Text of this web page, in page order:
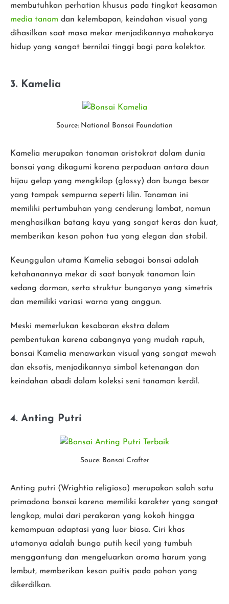
membutuhkan perhatian khusus pada tingkat keasaman
media tanam dan kelembapan, keindahan visual yang
dihasilkan saat masa mekar menjadikannya mahakarya
hidup yang sangat bernilai tinggi bagi para kolektor.
3. Kamelia
Source: National Bonsai Foundation
Kamelia merupakan tanaman aristokrat dalam dunia
bonsai yang dikagumi karena perpaduan antara daun
hijau gelap yang mengkilap (glossy) dan bunga besar
yang tampak sempurna seperti lilin. Tanaman ini
memiliki pertumbuhan yang cenderung lambat, namun
menghasilkan batang kayu yang sangat keras dan kuat,
memberikan kesan pohon tua yang elegan dan stabil.
Keunggulan utama Kamelia sebagai bonsai adalah
ketahanannya mekar di saat banyak tanaman lain
sedang dorman, serta struktur bunganya yang simetris
dan memiliki variasi warna yang anggun.
Meski memerlukan kesabaran ekstra dalam
pembentukan karena cabangnya yang mudah rapuh,
bonsai Kamelia menawarkan visual yang sangat mewah
dan eksotis, menjadikannya simbol ketenangan dan
keindahan abadi dalam koleksi seni tanaman kerdil.
4. Anting Putri
Souce: Bonsai Crafter
Anting putri (Wrightia religiosa) merupakan salah satu
primadona bonsai karena memiliki karakter yang sangat
lengkap, mulai dari perakaran yang kokoh hingga
kemampuan adaptasi yang luar biasa. Ciri khas
utamanya adalah bunga putih kecil yang tumbuh
menggantung dan mengeluarkan aroma harum yang
lembut, memberikan kesan puitis pada pohon yang
dikerdilkan.